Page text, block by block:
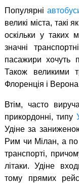
Популярні
великі міста, такі як
оскільки у таких
значні
пасажири хочуть
Також великими
Флоренція і
Втім, часто
прикордонні, типу
Удіне за
Рим чи Мілан, а по
транспорті,
літаки. Удіне
тому прямих